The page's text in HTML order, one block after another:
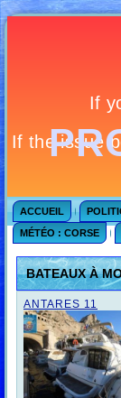
ACCUEIL
MÉTÉO : CORSE
BATEAUX À
ANTARES 11